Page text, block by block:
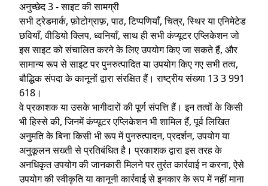
अनुच्छेद 3 - साइट की सामग्री
सभी ट्रेडमार्क, फ़ोटोग्राफ़, पाठ, टिप्पणियाँ, चित्र, स्थिर या एनिमेटेड
छवियाँ, वीडियो क्लिप, ध्वनियाँ, साथ ही सभी कंप्यूटर एप्लिकेशन जो
इस साइट को संचालित करने के लिए उपयोग किए जा सकते हैं, और
सामान्य रूप से साइट पर पुनरुत्पादित या उपयोग किए गए सभी तत्व,
बौद्धिक संपदा के कानूनों द्वारा संरक्षित हैं। राष्ट्रीय संख्या 13 3 991
618।
वे प्रकाशक या उसके भागीदारों की पूर्ण संपत्ति हैं। इन तत्वों के किसी
भी हिस्से की, जिनमें कंप्यूटर एप्लिकेशन भी शामिल हैं, पूर्व लिखित
अनुमति के बिना किसी भी रूप में पुनरुत्पादन, प्रदर्शन, उपयोग या
अनुकूलन सख्ती से प्रतिबंधित है। प्रकाशक द्वारा इस तरह के
अनधिकृत उपयोग की जानकारी मिलने पर तुरंत कार्रवाई न करना, ऐसे
उपयोग की स्वीकृति या कानूनी कार्रवाई से इनकार के रूप में नहीं माना